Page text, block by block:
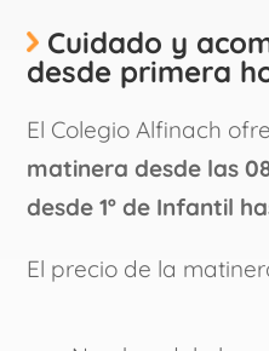
Cuidado y
desde primera
El Colegio Alfinach
matinera desde las
desde 1º de Infantil
El precio de la